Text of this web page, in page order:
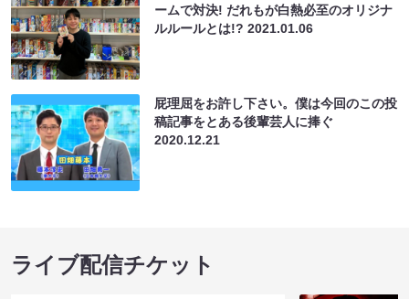
ームで対決! だれもが白熱必至のオリジナ
ルルールとは!?2021.01.06
屁理屈をお許し下さい。僕は今回のこの投
稿記事をとある後輩芸人に捧ぐ
2020.12.21
ライブ配信チケット